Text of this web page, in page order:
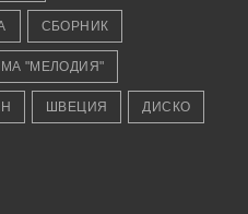
СБОРНИК
"МЕЛОДИЯ"
ШВЕЦИЯ ДИСКО